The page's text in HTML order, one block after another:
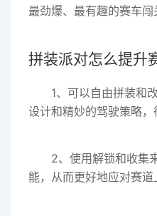
最劲爆、最有趣的赛车闯
拼装派对怎么提升
1、可以自由拼装和
设计和精妙的驾驶策略，
2、使用解锁和收集
能，从而更好地应对赛道